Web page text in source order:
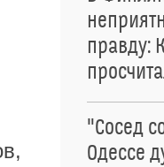
правду:
"Сосед
Одессе